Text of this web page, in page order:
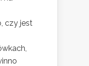
czy jest